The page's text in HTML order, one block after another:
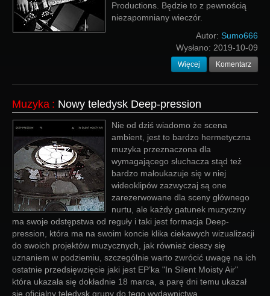
Productions. Będzie to z pewnością
niezapomniany wieczór.
Autor: Sumo666
Wysłano: 2019-10-09
Więcej Komentarz
Muzyka : Nowy teledysk Deep-pression
Nie od dziś wiadomo że scena
ambient, jest to bardzo hermetyczna
muzyka przeznaczona dla
wymagającego słuchacza stąd też
bardzo małoukazuje się w niej
wideoklipów zazwyczaj są one
zarezerwowane dla sceny głównego
nurtu, ale każdy gatunek muzyczny
ma swoje odstępstwa od reguły i taki jest formacja Deep-
pression, która ma na swoim koncie klika ciekawych wizualizacji
do swoich projektów muzycznych, jak również cieszy się
uznaniem w podziemiu, szczególnie warto zwrócić uwagę na ich
ostatnie przedsięwzięcie jaki jest EP’ka "In Silent Moisty Air"
która ukazała się dokładnie 18 marca, a parę dni temu ukazał
się oficjalny teledysk grupy do tego wydawnictwa.